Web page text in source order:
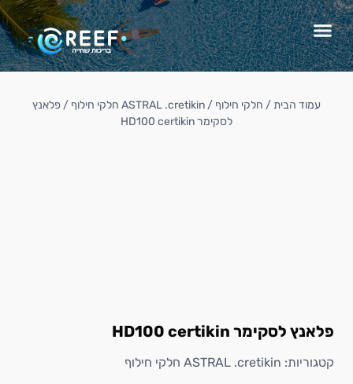
פלאנץ לסקימר HD100 certikin
קטגוריות: ASTRAL .cretikin חלקי חילוף
עמוד הבית/ חלקי חילוף / ASTRAL .cretikin חלקי חילוף
/ פלאנץ
לסקימר HD100 certikin